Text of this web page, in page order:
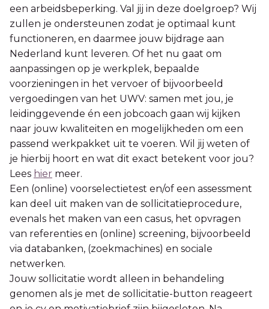
een arbeidsbeperking. Val jij in deze doelgroep? Wij
zullen je ondersteunen zodat je optimaal kunt
functioneren, en daarmee jouw bijdrage aan
Nederland kunt leveren. Of het nu gaat om
aanpassingen op je werkplek, bepaalde
voorzieningen in het vervoer of bijvoorbeeld
vergoedingen van het UWV: samen met jou, je
leidinggevende én een jobcoach gaan wij kijken
naar jouw kwaliteiten en mogelijkheden om een
passend werkpakket uit te voeren. Wil jij weten of
je hierbij hoort en wat dit exact betekent voor jou?
Lees hier meer.
Een (online) voorselectietest en/of een assessment
kan deel uit maken van de sollicitatieprocedure,
evenals het maken van een casus, het opvragen
van referenties en (online) screening, bijvoorbeeld
via databanken, (zoekmachines) en sociale
netwerken.
Jouw sollicitatie wordt alleen in behandeling
genomen als je met de sollicitatie-button reageert